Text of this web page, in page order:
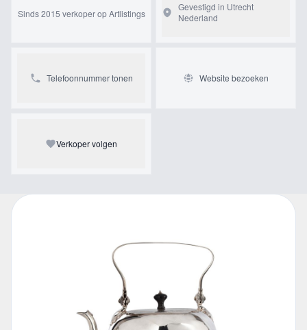
Sinds 2015 verkoper op Artlistings
Gevestigd in Utrecht
Nederland
Telefoonnummer tonen Website bezoeken
Verkoper volgen